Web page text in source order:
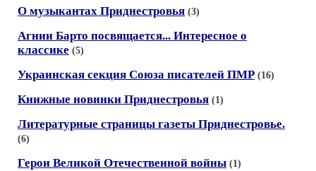
О музыкантах Приднестровья (3)
Агнии Барто посвящается... Интересное о
классике (5)
Украинская секция Союза писателей ПМР (16)
Книжные новинки Приднестровья (1)
Литературные страницы газеты Приднестровье.
(6)
Герои Великой Отечественной войны (1)